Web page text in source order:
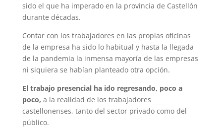
sido el que ha imperado en la provincia de Castellón
durante décadas.
Contar con los trabajadores en las propias oficinas
de la empresa ha sido lo habitual y hasta la llegada
de la pandemia la inmensa mayoría de las empresas
ni siquiera se habían planteado otra opción.
El trabajo presencial ha ido regresando, poco a
poco, a la realidad de los trabajadores
castellonenses, tanto del sector privado como del
público.